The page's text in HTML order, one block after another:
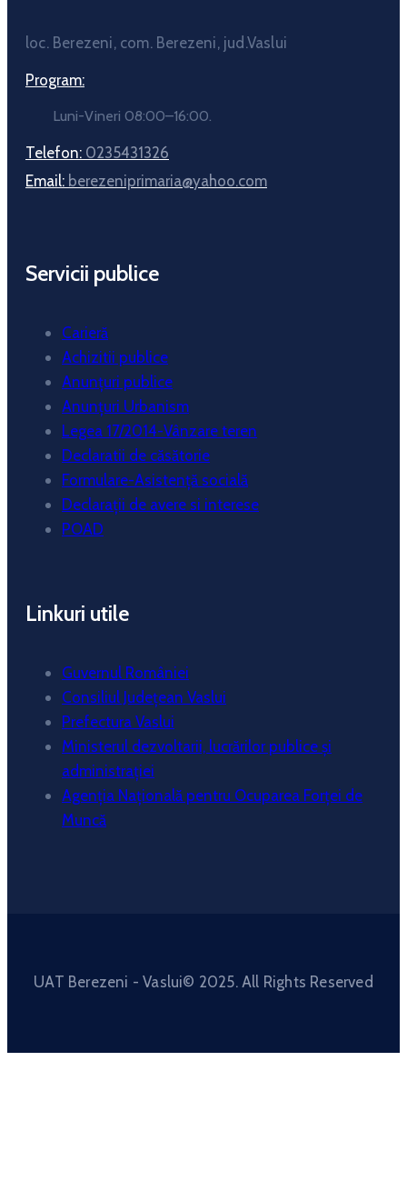
loc. Berezeni, com. Berezeni, jud.Vaslui
Program:
Luni-Vineri 08:00–16:00.
Telefon: 0235431326
Email: berezeniprimaria@yahoo.com
Servicii publice
Carieră
Achizitii publice
Anunțuri publice
Anunțuri Urbanism
Legea 17/2014-Vânzare teren
Declaratii de căsătorie
Formulare-Asistență socială
Declarații de avere si interese
POAD
Linkuri utile
Guvernul României
Consiliul Județean Vaslui
Prefectura Vaslui
Ministerul dezvoltarii, lucrărilor publice și
administrației
Agenția Națională pentru Ocuparea Forței de
Muncă
UAT Berezeni - Vaslui© 2025. All Rights Reserved